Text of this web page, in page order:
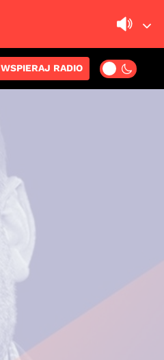
WSPIERAJ RADIO